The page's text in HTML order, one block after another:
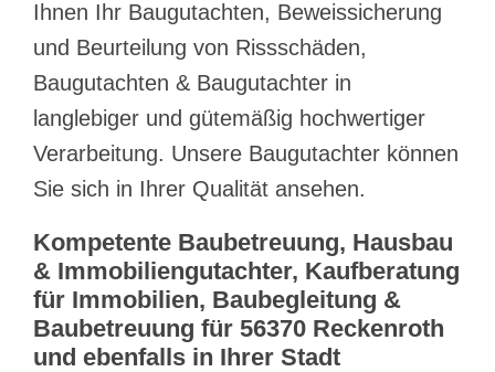
Ihnen Ihr Baugutachten, Beweissicherung
und Beurteilung von Rissschäden,
Baugutachten & Baugutachter in
langlebiger und gütemäßig hochwertiger
Verarbeitung. Unsere Baugutachter können
Sie sich in Ihrer Qualität ansehen.
Kompetente Baubetreuung, Hausbau
& Immobiliengutachter, Kaufberatung
für Immobilien, Baubegleitung &
Baubetreuung für 56370 Reckenroth
und ebenfalls in Ihrer Stadt